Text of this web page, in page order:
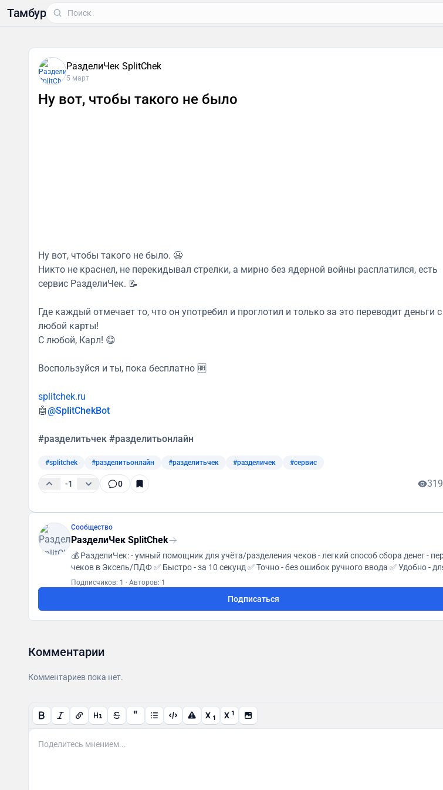
Тамбур
РазделиЧек SplitChek
5 март
Ну вот, чтобы такого не было
Ну вот, чтобы такого не было. 😬
Никто не краснел, не перекидывал стрелки, а мирно без ядерной войны расплатился, есть
сервис РазделиЧек. 📝
Где каждый отмечает то, что он употребил и проглотил и только за это переводит деньги с
любой карты!
С любой, Карл! 😋
Воспользуйся и ты, пока бесплатно 🆓
splitchek.ru
🤖@SplitChekBot
#разделитьчек #разделитьонлайн
#splitchek #разделитьонлайн #разделитьчек #разделичек #сервис
-1 0 319
Сообщество
РазделиЧек SplitChek
💰 РазделиЧек: - умный помощник для учёта/разделения чеков - легкий способ сбора денег - перевод
чеков в Эксель/ПДФ ✅ Быстро - за 10 секунд ✅ Точно - без ошибок ручного ввода ✅ Удобно - для
бизнеса и личных целей
Подписчиков: 1 · Авторов: 1
Подписаться
Комментарии
Комментариев пока нет.
" X 1 X 1